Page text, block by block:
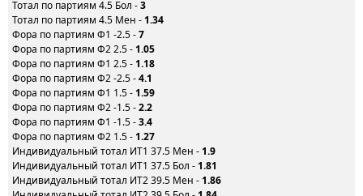
Тотал по партиям 4.5 Бол -3
Тотал по партиям 4.5 Мен - 1.34
Фора по партиям Ф1 -2.5 -7
Фора по партиям Ф2 2.5 - 1.05
Фора по партиям Ф1 2.5 - 1.18
Фора по партиям Ф2 -2.5 -4.1
Фора по партиям Ф1 1.5 - 1.59
Фора по партиям Ф2 -1.5 -2.2
Фора по партиям Ф1 -1.5 -3.4
Фора по партиям Ф2 1.5 - 1.27
Индивидуальный тотал ИТ1 37.5 Мен - 1.9
Индивидуальный тотал ИТ1 37.5 Бол - 1.81
Индивидуальный тотал ИТ2 39.5 Мен - 1.86